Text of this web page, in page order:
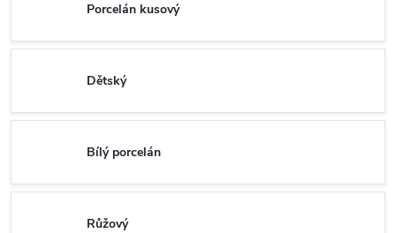
Porcelán kusový
Dětský
Bílý porcelán
Růžový